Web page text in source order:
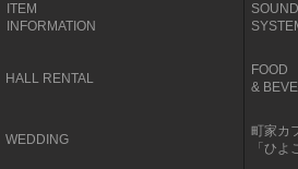
ITEM
INFORMATION
SOUND
HALL RENTAL
FOOD
&
WEDDING
町家カ
「ひよ